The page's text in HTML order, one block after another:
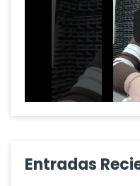
Entradas